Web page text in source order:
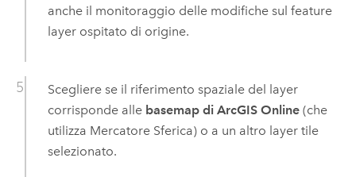
anche il monitoraggio delle modifiche sul feature
layer ospitato di origine.
Scegliere se il riferimento spaziale del layer
corrisponde alle basemap di ArcGIS Online(che
utilizza Mercatore Sferica) o a un altro layer tile
selezionato.